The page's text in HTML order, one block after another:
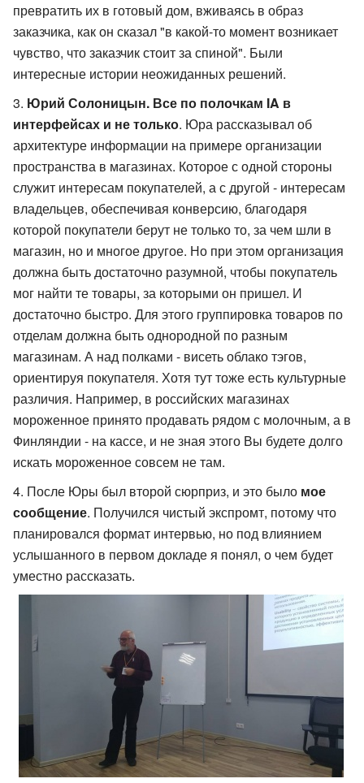
превратить их в готовый дом, вживаясь в образ
заказчика, как он сказал "в какой-то момент возникает
чувство, что заказчик стоит за спиной". Были
интересные истории неожиданных решений.
Юрий Солоницын. Все по полочкам IA в
интерфейсах и не только. Юра рассказывал об
архитектуре информации на примере организации
пространства в магазинах. Которое с одной стороны
служит интересам покупателей, а с другой - интересам
владельцев, обеспечивая конверсию, благодаря
которой покупатели берут не только то, за чем шли в
магазин, но и многое другое. Но при этом организация
должна быть достаточно разумной, чтобы покупатель
мог найти те товары, за которыми он пришел. И
достаточно быстро. Для этого группировка товаров по
отделам должна быть однородной по разным
магазинам. А над полками - висеть облако тэгов,
ориентируя покупателя. Хотя тут тоже есть культурные
различия. Например, в российских магазинах
мороженное принято продавать рядом с молочным, а в
Финляндии - на кассе, и не зная этого Вы будете долго
искать мороженное совсем не там.
После Юры был второй сюрприз, и это было мое
сообщение. Получился чистый экспромт, потому что
планировался формат интервью, но под влиянием
услышанного в первом докладе я понял, о чем будет
уместно рассказать.